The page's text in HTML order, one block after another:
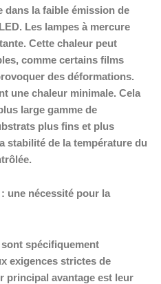
dans la faible émission de
Les lampes à mercure
Cette chaleur peut
comme certains films
des déformations.
une chaleur minimale. Cela
large gamme de
plus fins et plus
stabilité de la température du
une nécessité pour la
spécifiquement
exigences strictes de
principal avantage est leur